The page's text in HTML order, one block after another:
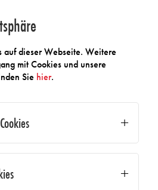
dieser Webseite. Weitere
mit Cookies und unsere
Sie hier.